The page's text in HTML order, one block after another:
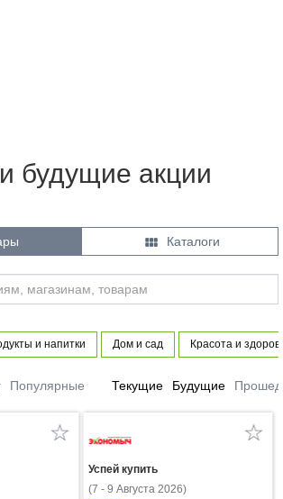
будущие акции
 Каталоги
и напитки Дом и сад Красота и
Популярные Текущие Будущие
Успей купить
(7 - 9 Августа 2026)